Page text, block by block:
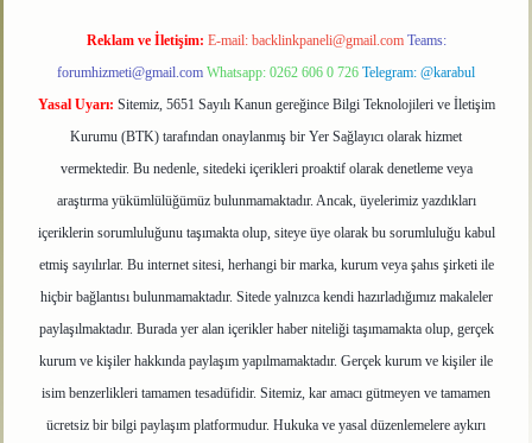
Reklam ve İletişim: E-mail: backlinkpaneli@gmail.com Teams:
forumhizmeti@gmail.com Whatsapp: 0262 606 0 726 Telegram: @karabul
Yasal Uyarı: Sitemiz, 5651 Sayılı Kanun gereğince Bilgi Teknolojileri ve İletişim
Kurumu (BTK) tarafından onaylanmış bir Yer Sağlayıcı olarak hizmet
vermektedir. Bu nedenle, sitedeki içerikleri proaktif olarak denetleme veya
araştırma yükümlülüğümüz bulunmamaktadır. Ancak, üyelerimiz yazdıkları
içeriklerin sorumluluğunu taşımakta olup, siteye üye olarak bu sorumluluğu kabul
etmiş sayılırlar. Bu internet sitesi, herhangi bir marka, kurum veya şahıs şirketi ile
hiçbir bağlantısı bulunmamaktadır. Sitede yalnızca kendi hazırladığımız makaleler
paylaşılmaktadır. Burada yer alan içerikler haber niteliği taşımamakta olup, gerçek
kurum ve kişiler hakkında paylaşım yapılmamaktadır. Gerçek kurum ve kişiler ile
isim benzerlikleri tamamen tesadüfidir. Sitemiz, kar amacı gütmeyen ve tamamen
ücretsiz bir bilgi paylaşım platformudur. Hukuka ve yasal düzenlemelere aykırı